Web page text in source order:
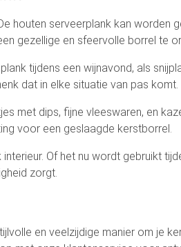
houten serveerplank kan worden
gezellige en sfeervolle borrel te
tijdens een wijnavond, als
dat in elke situatie van pas komt.
met dips, fijne vleeswaren, en
voor een geslaagde kerstborrel.
Of het nu wordt gebruikt
zorgt.
en veelzijdige manier om je